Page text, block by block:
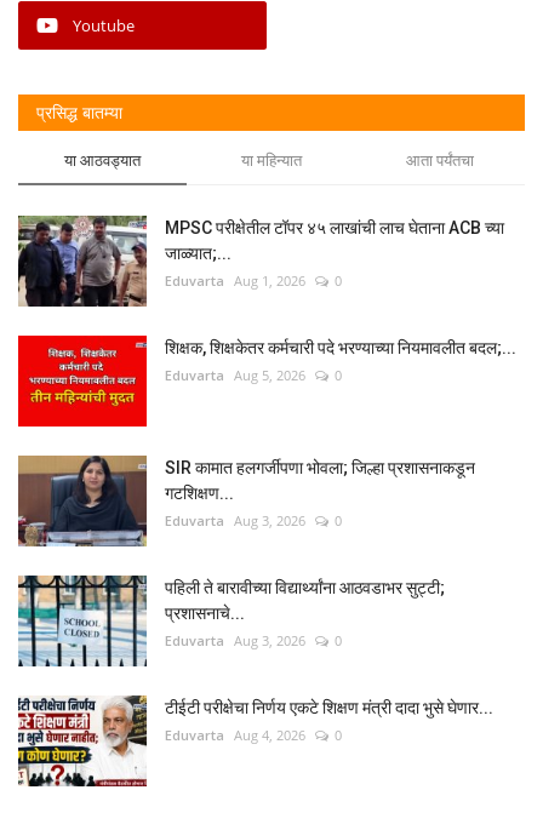
Youtube
प्रसिद्ध बातम्या
या आठवड्यात या महिन्यात आता पर्यंतचा
MPSC परीक्षेतील टॉपर ४५ लाखांची लाच घेताना ACB च्या
जाळ्यात;...
Eduvarta Aug 1, 2026 0
शिक्षक, शिक्षकेतर कर्मचारी पदे भरण्याच्या नियमावलीत बदल;...
Eduvarta Aug 5, 2026 0
SIR कामात हलगर्जीपणा भोवला; जिल्हा प्रशासनाकडून
गटशिक्षण...
Eduvarta Aug 3, 2026 0
पहिली ते बारावीच्या विद्यार्थ्यांना आठवडाभर सुट्टी;
प्रशासनाचे...
Eduvarta Aug 3, 2026 0
टीईटी परीक्षेचा निर्णय एकटे शिक्षण मंत्री दादा भुसे घेणार...
Eduvarta Aug 4, 2026 0